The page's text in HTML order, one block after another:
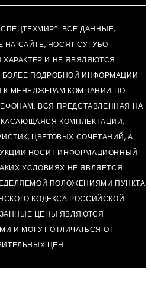
ВСЕ ДАННЫЕ,
НА САЙТЕ, НОСЯТ СУГУБО
И НЕ ЯВЯЛЯЮТСЯ
ПОДРОБНОЙ ИНФОРМАЦИИ
К МЕНЕДЖЕРАМ КОМПАНИИ ПО
ВСЯ ПРЕДСТАВЛЕННАЯ НА
КОМПЛЕКТАЦИИ,
ЦВЕТОВЫХ СОЧЕТАНИЙ, А
НОСИТ ИНФОРМАЦИОННЫЙ
УСЛОВИЯХ НЕ ЯВЛЯЕТСЯ
ПОЛОЖЕНИЯМИ ПУНКТА
КОДЕКСА РОССИЙСКОЙ
ЦЕНЫ ЯВЛЯЮТСЯ
И МОГУТ ОТЛИЧАТЬСЯ ОТ
ЦЕН.